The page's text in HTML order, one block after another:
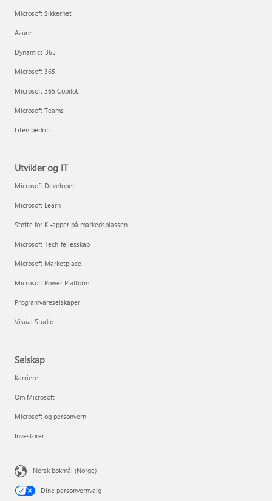
Microsoft Sikkerhet
Azure
Dynamics 365
Microsoft 365
Microsoft 365 Copilot
Microsoft Teams
Liten bedrift
Utvikler og IT
Microsoft Developer
Microsoft Learn
Støtte for KI-apper på markedsplassen
Microsoft Tech-fellesskap
Microsoft Marketplace
Microsoft Power Platform
Programvareselskaper
Visual Studio
Selskap
Karriere
Om Microsoft
Microsoft og personvern
Investorer
Norsk bokmål (Norge)
Dine personvernvalg